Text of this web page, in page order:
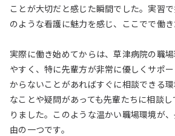
ことが大切だと感じた瞬間でした。実習
のような看護に魅力を感じ、ここでで働き
実際に働き始めてからは、草津病院の職
やすく、特に先輩方が非常に優しくサポ
からないことがあればすぐに相談できる
なことや疑問があっても先輩たちに相談
りました。このような温かい職場環境が
由の一つです。